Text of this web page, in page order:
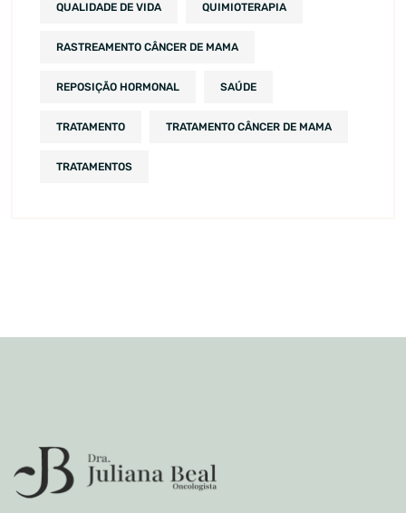
QUALIDADE DE VIDA QUIMIOTERAPIA
RASTREAMENTO CÂNCER DE MAMA
REPOSIÇÃO HORMONAL SAÚDE
TRATAMENTO TRATAMENTO CÂNCER DE MAMA
TRATAMENTOS